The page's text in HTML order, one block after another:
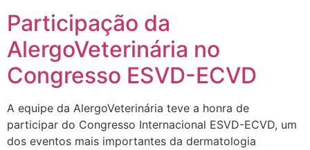
Participação da
AlergoVeterinária no
Congresso ESVD-ECVD
A equipe da AlergoVeterinária teve a honra de
participar do Congresso Internacional ESVD-ECVD, um
dos eventos mais importantes da dermatologia